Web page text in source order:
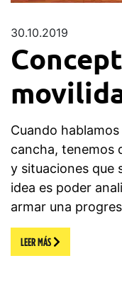
30.10.2019
Cuando
cancha, tenemos
y situaciones que
idea es poder
armar una
LEER MÁS